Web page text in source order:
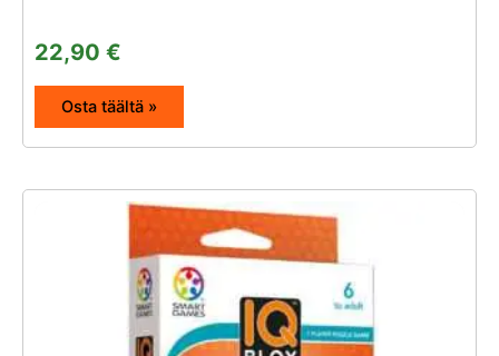
22,90 €
Osta täältä »